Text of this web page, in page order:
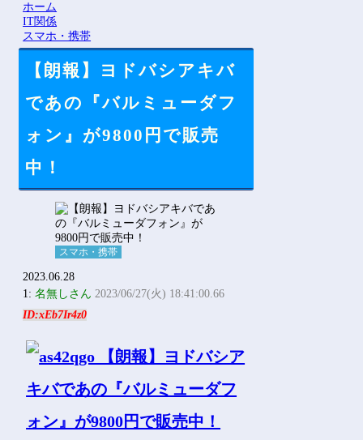
ワイ同じスマホ11年使ってるんやけど他
Powered by livedoor 相互RSS
ホーム
IT関係
スマホ・携帯
【朗報】ヨドバシアキバ
であの『バルミューダフ
ォン』が9800円で販売
中！
スマホ・携帯
2023.06.28
1:名無しさん 2023/06/27(火) 18:41:00.66
ID:xEb7Ir4z0